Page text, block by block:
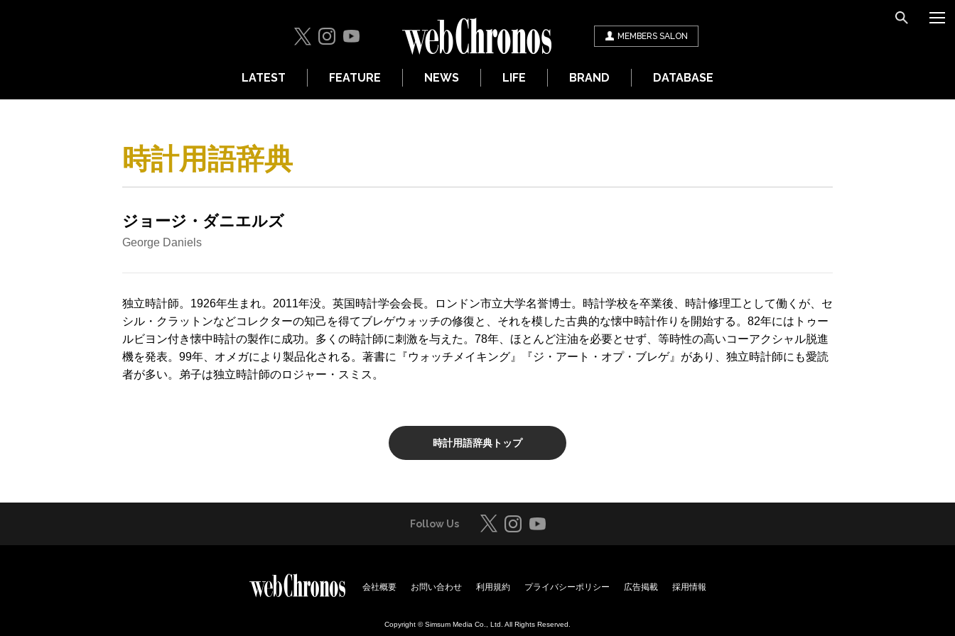
MEMBERS SALON
LATEST FEATURE NEWS LIFE BRAND DATABASE
時計用語辞典
ジョージ・ダニエルズ
George Daniels
独立時計師。1926年生まれ。2011年没。英国時計学会会長。ロンドン市立大学名誉博士。時計学校を卒業後、時計修理工として働くが、セ
シル・クラットンなどコレクターの知己を得てブレゲウォッチの修復と、それを模した古典的な懐中時計作りを開始する。82年にはトゥー
ルビヨン付き懐中時計の製作に成功。多くの時計師に刺激を与えた。78年、ほとんど注油を必要とせず、等時性の高いコーアクシャル脱進
機を発表。99年、オメガにより製品化される。著書に『ウォッチメイキング』『ジ・アート・オプ・ブレゲ』があり、独立時計師にも愛読
者が多い。弟子は独立時計師のロジャー・スミス。
時計用語辞典トップ
Follow Us
会社概要 お問い合わせ 利用規約 プライバシーポリシー 広告掲載 採用情報
Copyright © Simsum Media Co., Ltd. All Rights Reserved.